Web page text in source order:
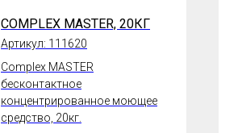
COMPLEX MASTER, 20КГ
Артикул: 111620
Complex MASTER
бесконтактное
концентрированное моющее
средство, 20кг.